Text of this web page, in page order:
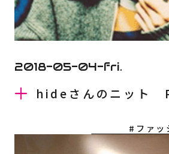
2018-05-04-fri.
hideさんのニット
#ファッ